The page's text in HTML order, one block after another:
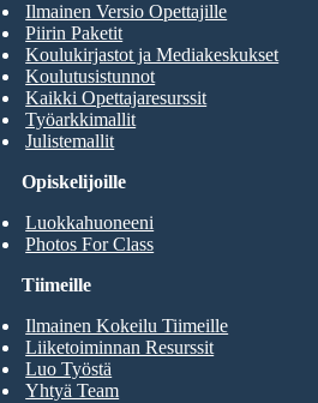
Opiskelijoille
Luokkahuoneeni
Photos For Class
Ilmainen Versio Opettajille
Piirin Paketit
Koulukirjastot ja Mediakeskukset
Koulutusistunnot
Kaikki Opettajaresurssit
Työarkkimallit
Julistemallit
Tiimeille
Ilmainen Kokeilu Tiimeille
Liiketoiminnan Resurssit
Luo Työstä
Yhtyä Team